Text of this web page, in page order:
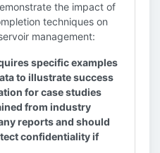
the impact of
techniques on
management:
specific examples
to illustrate success
for case studies
from industry
reports and should
confidentiality if